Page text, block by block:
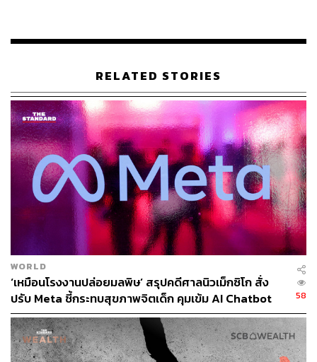
ศรินทร์รา วงศ์ศุภลักษณ์ หัวหน้าคณะผู้บริหารด้านทรัพยากร
บุคคล บมจ.ทรู คอร์ปอเรชั่นหัวเรือใหญ่ที่อยู่เบื้องหลังการ
สร้างวัฒนธรรมองค์กรให้เป็นหนึ่ง เชื่อว่า การเปลี่ยนผ่านสู่
การเป็น AI-First Telecom-Tech Company ของทรู ไม่ได้เริ่ม
จากเทคโนโลยี แต่เริ่มจาก ‘การพัฒนาคน’
จากประสบการณ์ที่คลุกคลีในสายงาน HR มายาวนานกว่า
14 ปี ผ่านทั้งวิกฤตองค์กร การเปลี่ยนผ่านยุคสมัย และการ
ทรานส์ฟอร์มวัฒนธรรมครั้งใหญ่ ช่วงเวลาที่นับว่าท้าทาย
ที่สุดคือการควบรวมกิจการระหว่างทรูและดีแทค ซึ่งในฐานะ
HR จำเป็นต้อง Move Fast เพื่อดึงพนักงานทุกคนออกจาก
กระแสความวุ่นวายและความไม่แน่นอนให้เร็วที่สุด
“เรารู้ดีว่าการควบรวมกิจการส่วนใหญ่ที่ล้มเหลว ไม่ได้พัง
เพราะระบบหรือตัวเลขทางบัญชี แต่พังเพราะ ‘คน’ และ
‘วัฒนธรรมองค์กร’ ที่ไม่สามารถหลอมรวมกันได้”
RELATED STORIES
WORLD
‘เหมือนโรงงานปล่อยมลพิษ’ สรุปคดีศาลนิวเม็กซิโก สั่ง
ปรับ Meta ชี้กระทบสุขภาพจิตเด็ก คุมเข้ม AI Chatbot
58